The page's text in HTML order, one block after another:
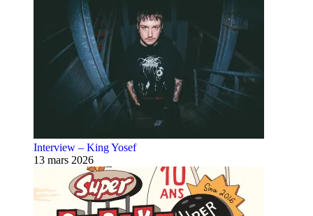
Interview – King Yosef
13 mars 2026